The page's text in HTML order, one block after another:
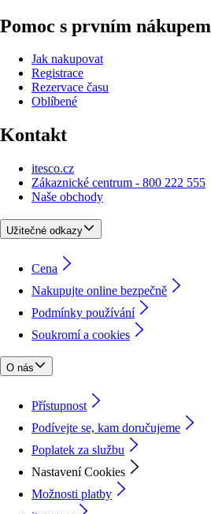
Pomoc s prvním nákupem
Jak nakupovat
Registrace
Rezervace času
Oblíbené
Kontakt
itesco.cz
Zákaznické centrum - 800 222 555
Naše obchody
Užitečné odkazy
Cena
Nakupujte online bezpečně
Podmínky používání
Soukromí a cookies
O nás
Přístupnost
Podívejte se, kam doručujeme
Poplatek za službu
Nastavení Cookies
Možnosti platby